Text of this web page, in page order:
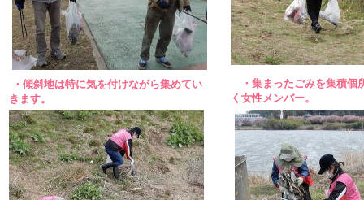
・傾斜地は特に気を付けながら集めてい
きます。
・集まったごみを集積個
く女性メンバー。